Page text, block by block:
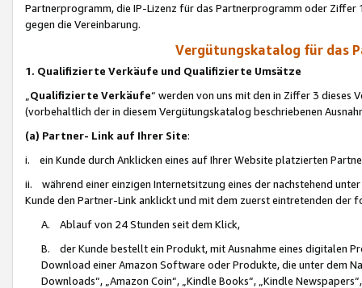
Partnerprogramm, die IP-Lizenz für das Partnerprogramm oder
gegen die Vereinbarung.
Vergütungskatalog für das
1. Qualifizierte Verkäufe und Qualifizierte Umsätze
Qualifizierte Verkäufe“ werden von uns mit den in Ziffer 3
(vorbehaltlich der in diesem Vergütungskatalog beschriebenen
(a) Partner- Link auf Ihrer Site:
i. ein Kunde durch Anklicken eines auf Ihrer Website platzierten
ii. während einer einzigen Internetsitzung eines der nachstehend
Kunde den Partner-Link anklickt und mit dem zuerst eintretenden der
A. Ablauf von 24 Stunden seit dem Klick,
B. der Kunde bestellt ein Produkt, mit Ausnahme eines digitalen
Download einer Amazon Software oder Produkte, die unter dem
Downloads“, „Amazon Coin“, „Kindle Books“, „Kindle